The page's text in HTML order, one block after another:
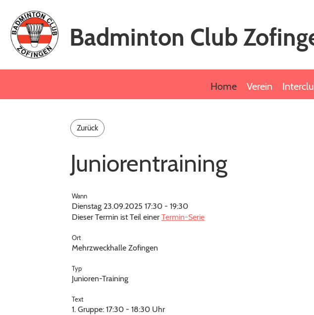
Badminton Club
Home Verein
Zurück
Juniorentraining
Wann
Dienstag 23.09.2025 17:30 - 19:30
Dieser Termin ist Teil einer Termin-Serie
Ort
Mehrzweckhalle Zofingen
Typ
Junioren-Training
Text
1. Gruppe: 17:30 - 18:30 Uhr